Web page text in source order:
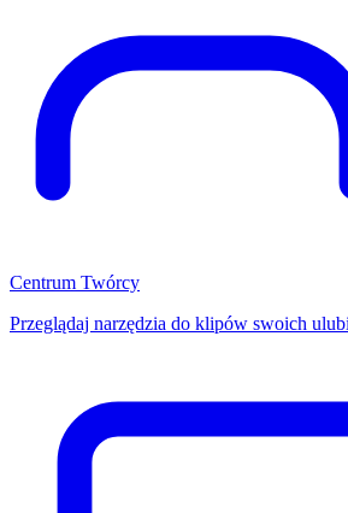
Centrum Twórcy
Przeglądaj narzędzia do klipów swoich